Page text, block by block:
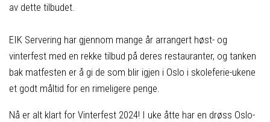
av dette tilbudet.
EIK Servering har gjennom mange år arrangert høst- og
vinterfest med en rekke tilbud på deres restauranter, og tanken
bak matfesten er å gi de som blir igjen i Oslo i skoleferie-ukene
et godt måltid for en rimeligere penge.
Nå er alt klart for Vinterfest 2024! I uke åtte har en drøss Oslo-